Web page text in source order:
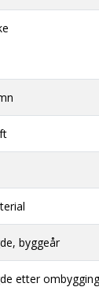
byggeår
etter ombygging